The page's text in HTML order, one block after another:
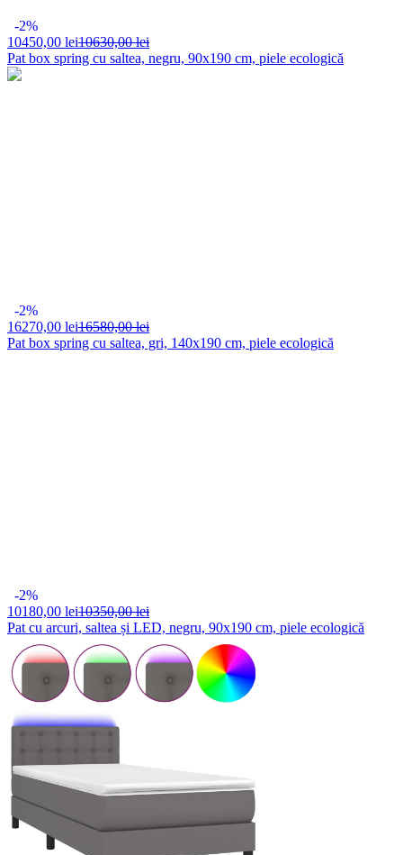
-2%
10450,00 lei10630,00 lei
Pat box spring cu saltea, negru, 90x190 cm, piele ecologică
-2%
16270,00 lei16580,00 lei
Pat box spring cu saltea, gri, 140x190 cm, piele ecologică
-2%
10180,00 lei10350,00 lei
Pat cu arcuri, saltea și LED, negru, 90x190 cm, piele ecologică